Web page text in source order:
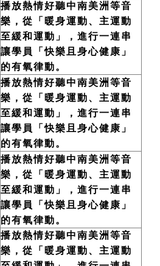
播放熱情好聽中南美洲 等音
樂，從「暖身運動、主運動
至緩和運動」，進行一連串
讓學員「快樂且身心健康」
的有氧律動。
播放熱情好聽中南美洲 等音
樂，從「暖身運動、主運動
至緩和運動」，進行一連串
讓學員「快樂且身心健康」
的有氧律動。
播放熱情好聽中南美洲 等音
樂，從「暖身運動、主運動
至緩和運動」，進行一連串
讓學員「快樂且身心健康」
的有氧律動。
播放熱情好聽中南美洲 等音
樂，從「暖身運動、主運動